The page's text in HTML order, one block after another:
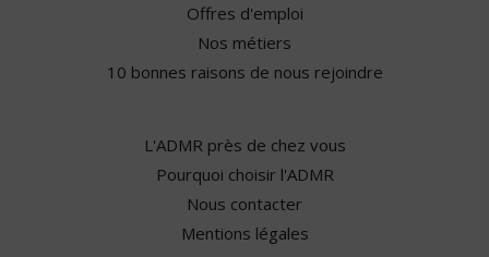
Offres d'emploi
Nos métiers
10 bonnes raisons de nous rejoindre
L'ADMR près de chez vous
Pourquoi choisir l'ADMR
Nous contacter
Mentions légales